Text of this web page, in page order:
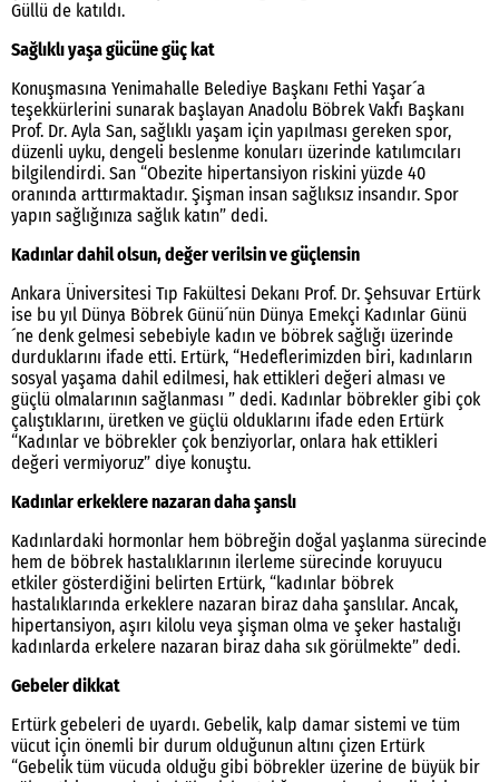
Güllü de katıldı.
Sağlıklı yaşa gücüne güç kat
Konuşmasına Yenimahalle Belediye Başkanı Fethi Yaşar´a
teşekkürlerini sunarak başlayan Anadolu Böbrek Vakfı Başkanı
Prof. Dr. Ayla San, sağlıklı yaşam için yapılması gereken spor,
düzenli uyku, dengeli beslenme konuları üzerinde katılımcıları
bilgilendirdi. San “Obezite hipertansiyon riskini yüzde 40
oranında arttırmaktadır. Şişman insan sağlıksız insandır. Spor
yapın sağlığınıza sağlık katın” dedi.
Kadınlar dahil olsun, değer verilsin ve güçlensin
Ankara Üniversitesi Tıp Fakültesi Dekanı Prof. Dr. Şehsuvar Ertürk
ise bu yıl Dünya Böbrek Günü´nün Dünya Emekçi Kadınlar Günü
´ne denk gelmesi sebebiyle kadın ve böbrek sağlığı üzerinde
durduklarını ifade etti. Ertürk, “Hedeflerimizden biri, kadınların
sosyal yaşama dahil edilmesi, hak ettikleri değeri alması ve
güçlü olmalarının sağlanması ” dedi. Kadınlar böbrekler gibi çok
çalıştıklarını, üretken ve güçlü olduklarını ifade eden Ertürk
“Kadınlar ve böbrekler çok benziyorlar, onlara hak ettikleri
değeri vermiyoruz” diye konuştu.
Kadınlar erkeklere nazaran daha şanslı
Kadınlardaki hormonlar hem böbreğin doğal yaşlanma sürecinde
hem de böbrek hastalıklarının ilerleme sürecinde koruyucu
etkiler gösterdiğini belirten Ertürk, “kadınlar böbrek
hastalıklarında erkeklere nazaran biraz daha şanslılar. Ancak,
hipertansiyon, aşırı kilolu veya şişman olma ve şeker hastalığı
kadınlarda erkelere nazaran biraz daha sık görülmekte” dedi.
Gebeler dikkat
Ertürk gebeleri de uyardı. Gebelik, kalp damar sistemi ve tüm
vücut için önemli bir durum olduğunun altını çizen Ertürk
“Gebelik tüm vücuda olduğu gibi böbrekler üzerine de büyük bir